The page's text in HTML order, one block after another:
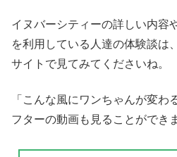
イヌバーシティーの詳しい内容
を利用している人達の体験談は
サイトで見てみてくださいね。
「こんな風にワンちゃんが変わ
フターの動画も見ることができ